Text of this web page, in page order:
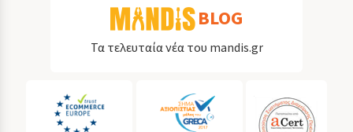
BLOG
Τα τελευταία νέα του mandis.gr